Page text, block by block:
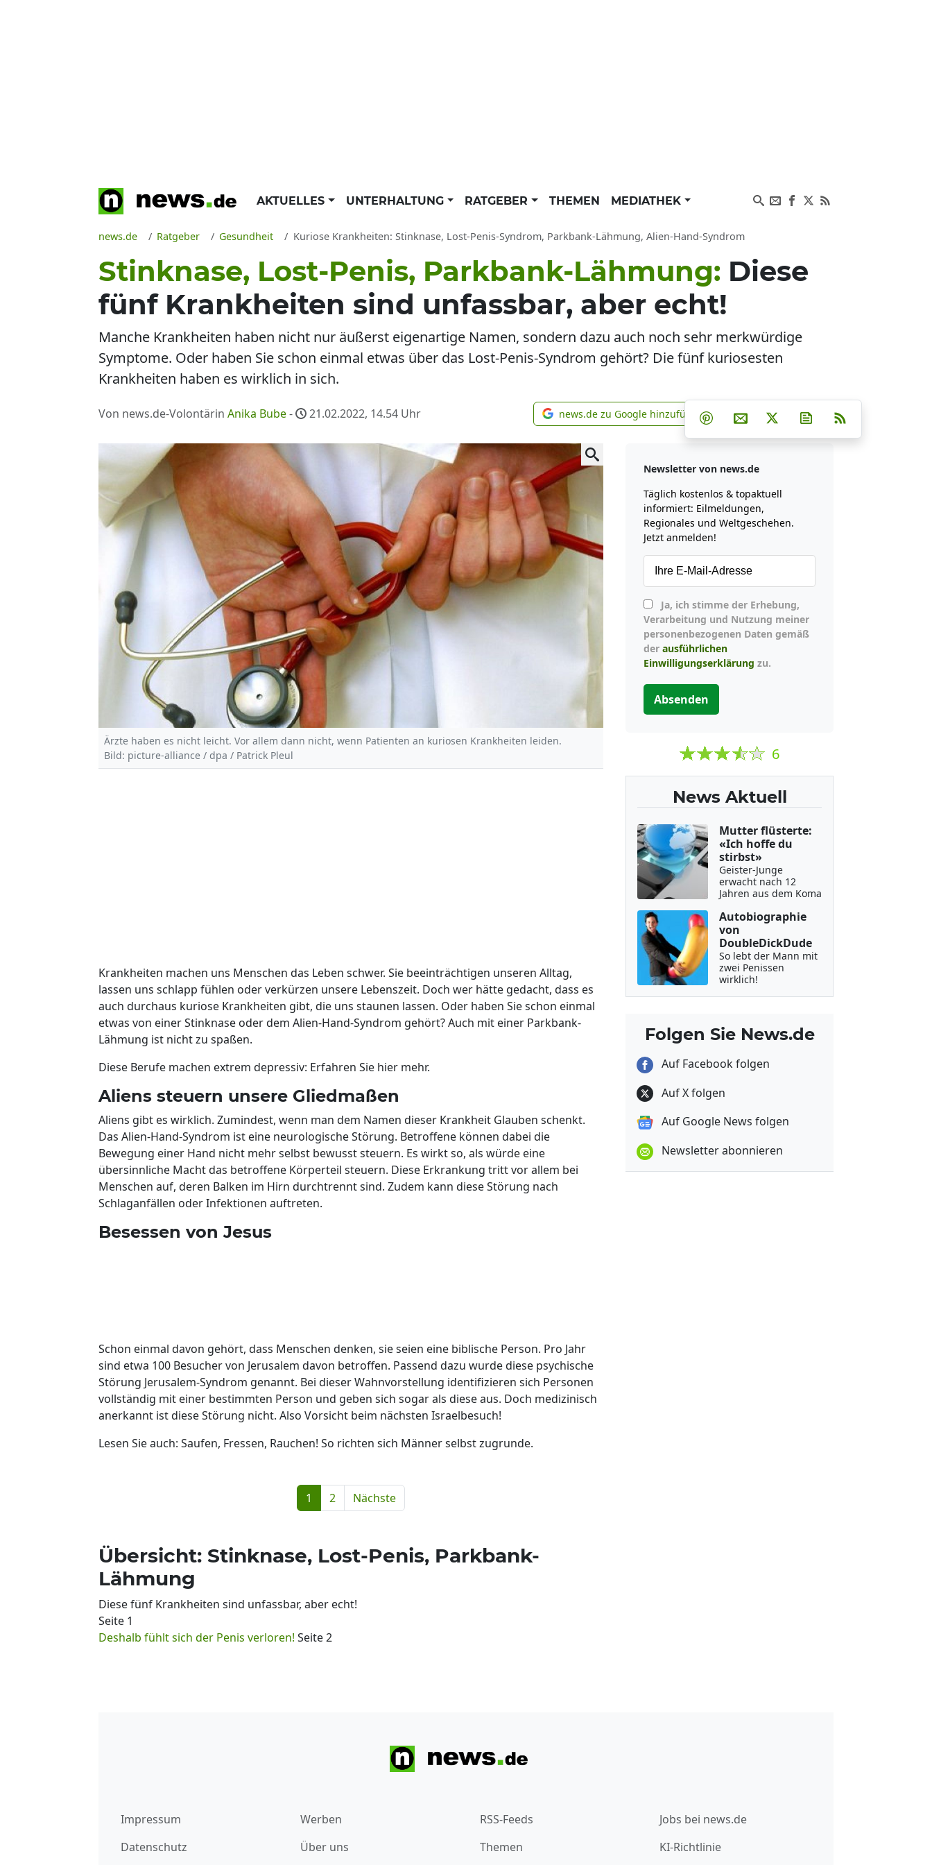
AKTUELLES UNTERHALTUNG RATGEBER THEMEN MEDIATHEK
news.de Ratgeber Gesundheit Kuriose Krankheiten: Stinknase, Lost-Penis-Syndrom, Parkbank-Lähmung, Alien-Hand-Syndrom
Stinknase, Lost-Penis, Parkbank-Lähmung: Diese
fünf Krankheiten sind unfassbar, aber echt!
Manche Krankheiten haben nicht nur äußerst eigenartige Namen, sondern dazu auch noch sehr merkwürdige
Symptome. Oder haben Sie schon einmal etwas über das Lost-Penis-Syndrom gehört? Die fünf kuriosesten
Krankheiten haben es wirklich in sich.
Von news.de-Volontärin Anika Bube- 21.02.2022, 14.54 Uhr news.de zu Google hinzufügen
news.de zu Google hinzufügen Teilen auf Facebook
Teilen auf Whatsapp
Teilen auf Telegram
Teilen auf Pinterest
Per E-Mail teilen
Post auf XNewsletter
Ärzte haben es nicht leicht. Vor allem dann nicht, wenn Patienten an kuriosen Krankheiten leiden.
Bild: picture-alliance / dpa / Patrick Pleul
Krankheiten machen uns Menschen das Leben schwer. Sie beeinträchtigen unseren Alltag,
lassen uns schlapp fühlen oder verkürzen unsere Lebenszeit. Doch wer hätte gedacht, dass es
auch durchaus kuriose Krankheiten gibt, die uns staunen lassen. Oder haben Sie schon einmal
etwas von einer Stinknase oder dem Alien-Hand-Syndrom gehört? Auch mit einer Parkbank-
Lähmung ist nicht zu spaßen.
Diese Berufe machen extrem depressiv: Erfahren Sie hier mehr.
Aliens steuern unsere Gliedmaßen
Aliens gibt es wirklich. Zumindest, wenn man dem Namen dieser Krankheit Glauben schenkt.
Das Alien-Hand-Syndrom ist eine neurologische Störung. Betroffene können dabei die
Bewegung einer Hand nicht mehr selbst bewusst steuern. Es wirkt so, als würde eine
übersinnliche Macht das betroffene Körperteil steuern. Diese Erkrankung tritt vor allem bei
Menschen auf, deren Balken im Hirn durchtrennt sind. Zudem kann diese Störung nach
Schlaganfällen oder Infektionen auftreten.
Besessen von Jesus
Schon einmal davon gehört, dass Menschen denken, sie seien eine biblische Person. Pro Jahr
sind etwa 100 Besucher von Jerusalem davon betroffen. Passend dazu wurde diese psychische
Störung Jerusalem-Syndrom genannt. Bei dieser Wahnvorstellung identifizieren sich Personen
vollständig mit einer bestimmten Person und geben sich sogar als diese aus. Doch medizinisch
anerkannt ist diese Störung nicht. Also Vorsicht beim nächsten Israelbesuch!
Lesen Sie auch: Saufen, Fressen, Rauchen! So richten sich Männer selbst zugrunde.
1 2 Nächste
Übersicht: Stinknase, Lost-Penis, Parkbank-
Lähmung
Diese fünf Krankheiten sind unfassbar, aber echt!
Seite 1
Deshalb fühlt sich der Penis verloren! Seite 2
Newsletter von news.de
Täglich kostenlos & topaktuell
informiert: Eilmeldungen,
Regionales und Weltgeschehen.
Jetzt anmelden!
Verarbeitung und Nutzung meiner
personenbezogenen Daten gemäß
der ausführlichen
Einwilligungserklärung zu.
Absenden
6
News Aktuell
Mutter flüsterte:
«Ich hoffe du
stirbst»
Geister-Junge
erwacht nach 12
Jahren aus dem Koma
Autobiographie
von
DoubleDickDude
So lebt der Mann mit
zwei Penissen
wirklich!
Folgen Sie News.de
Auf Facebook folgen
Auf X folgen
Auf Google News folgen
Newsletter abonnieren
Impressum
Datenschutz
Werben
Über uns
RSS-Feeds
Themen
Jobs bei news.de
KI-Richtlinie